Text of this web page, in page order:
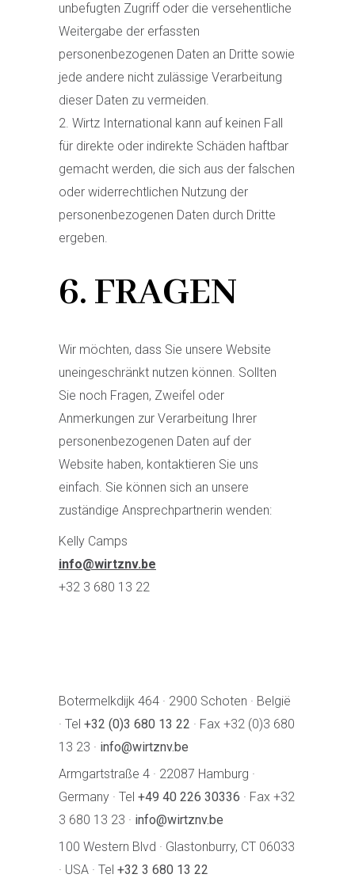
unbefugten Zugriff oder die versehentliche
Weitergabe der erfassten
personenbezogenen Daten an Dritte sowie
jede andere nicht zulässige Verarbeitung
dieser Daten zu vermeiden.
Wirtz International kann auf keinen Fall
für direkte oder indirekte Schäden haftbar
gemacht werden, die sich aus der falschen
oder widerrechtlichen Nutzung der
personenbezogenen Daten durch Dritte
ergeben.
6. FRAGEN
Wir möchten, dass Sie unsere Website
uneingeschränkt nutzen können. Sollten
Sie noch Fragen, Zweifel oder
Anmerkungen zur Verarbeitung Ihrer
personenbezogenen Daten auf der
Website haben, kontaktieren Sie uns
einfach. Sie können sich an unsere
zuständige Ansprechpartnerin wenden:
Kelly Camps
info@wirtznv.be
+32 3 680 13 22
Botermelkdijk 464 · 2900 Schoten · België
· Tel +32 (0)3 680 13 22 · Fax +32 (0)3 680
13 23 · info@wirtznv.be
Armgartstraße 4 · 22087 Hamburg ·
Germany · Tel +49 40 226 30336 · Fax +32
3 680 13 23 · info@wirtznv.be
100 Western Blvd · Glastonburry, CT 06033
· USA · Tel +32 3 680 13 22